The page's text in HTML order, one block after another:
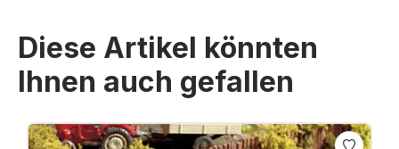
Diese Artikel könnten
Ihnen auch gefallen
Produktgalerie überspringen